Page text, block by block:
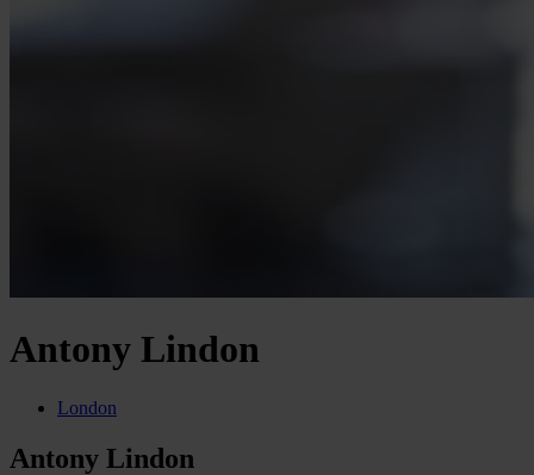
Antony Lindon
London
Antony Lindon